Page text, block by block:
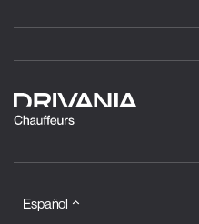
Español